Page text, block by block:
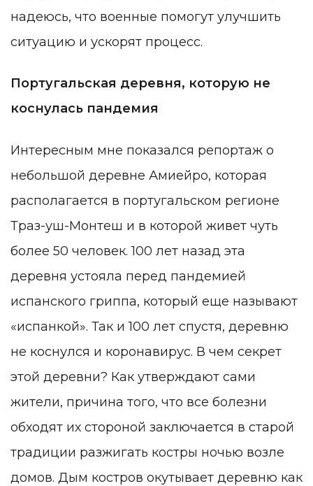
надеюсь, что военные помогут улучшить
ситуацию и ускорят процесс.
Португальская деревня, которую не
коснулась пандемия
Интересным мне показался репортаж о
небольшой деревне Амиейро, которая
располагается в португальском регионе
Траз-уш-Монтеш и в которой живет чуть
более 50 человек. 100 лет назад эта
деревня устояла перед пандемией
испанского гриппа, который еще называют
«испанкой». Так и 100 лет спустя, деревню
не коснулся и коронавирус. В чем секрет
этой деревни? Как утверждают сами
жители, причина того, что все болезни
обходят их стороной заключается в старой
традиции разжигать костры ночью возле
домов. Дым костров окутывает деревню как